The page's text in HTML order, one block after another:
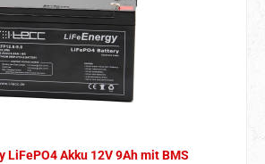
LiFePO4 Akku 12V 9Ah mit BMS